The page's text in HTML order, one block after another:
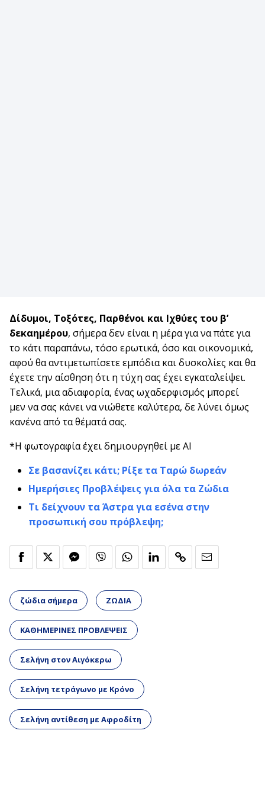
Δίδυμοι, Τοξότες, Παρθένοι και Ιχθύες του β’
δεκαημέρου, σήμερα δεν είναι η μέρα για να πάτε για
το κάτι παραπάνω, τόσο ερωτικά, όσο και οικονομικά,
αφού θα αντιμετωπίσετε εμπόδια και δυσκολίες και θα
έχετε την αίσθηση ότι η τύχη σας έχει εγκαταλείψει.
Τελικά, μια αδιαφορία, ένας ωχαδερφισμός μπορεί
μεν να σας κάνει να νιώθετε καλύτερα, δε λύνει όμως
κανένα από τα θέματά σας.
*Η φωτογραφία έχει δημιουργηθεί με AI
Σε βασανίζει κάτι; Ρίξε τα Ταρώ δωρεάν
Ημερήσιες Προβλέψεις για όλα τα Ζώδια
Τι δείχνουν τα Άστρα για εσένα στην
προσωπική σου πρόβλεψη;
ζώδια σήμερα ΖΩΔΙΑ
ΚΑΘΗΜΕΡΙΝΕΣ ΠΡΟΒΛΕΨΕΙΣ
Σελήνη στον Αιγόκερω
Σελήνη τετράγωνο με Κρόνο
Σελήνη αντίθεση με Αφροδίτη